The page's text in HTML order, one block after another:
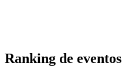
Ranking de eventos